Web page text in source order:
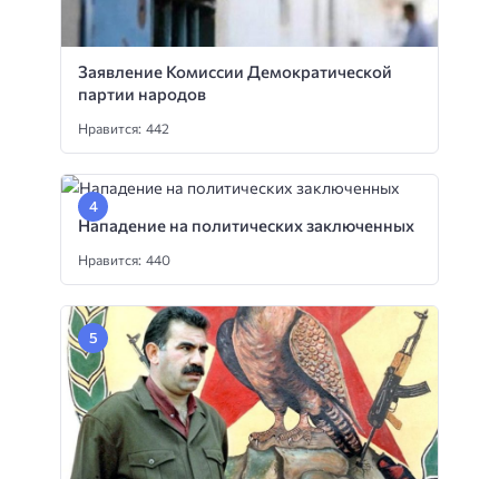
Заявление Комиссии Демократической
партии народов
Нравится: 442
Нападение на политических заключенных
Нравится: 440